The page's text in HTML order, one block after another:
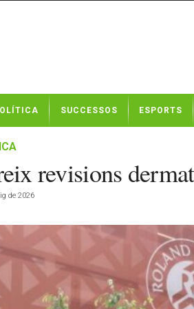
SUCCESSOS ESPORTS
revisions
de 2026